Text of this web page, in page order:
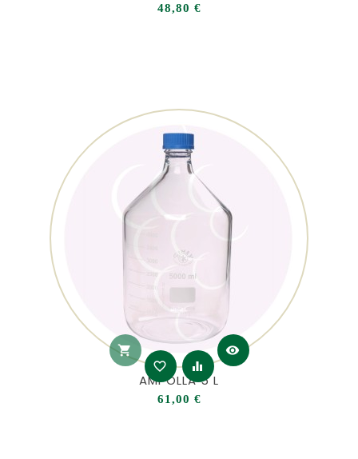
48,80 €Prezzo
shopping_cart
favorite_border
equalizer
visibility
AMPOLLA 5 L
61,00 €Prezzo